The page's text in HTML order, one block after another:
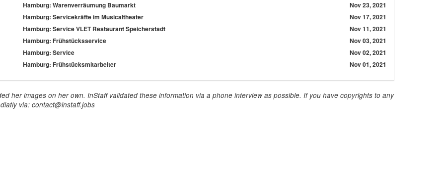
Hamburg: Warenverräumung Baumarkt
Nov 23, 2021
Hamburg: Servicekräfte im Musicaltheater
Nov 17, 2021
Hamburg: Service VLET Restaurant Speicherstadt
Nov 11, 2021
Hamburg: Frühstücksservice
Nov 03, 2021
Hamburg: Service
Nov 02, 2021
Hamburg: Frühstücksmitarbeiter
Nov 01, 2021
her images on her own. InStaff validated these information via a phone interview as possible. If you have copyrights to any
via: contact@instaff.jobs